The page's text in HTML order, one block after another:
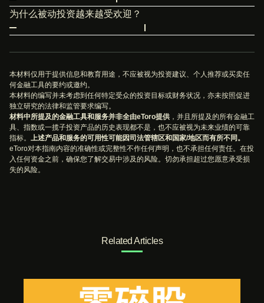
月、按季度定期投资，拉平长期内的交易价格。
某些公司，例如壳牌，会向投资者支付股息。如果他们不再
派息，会遭到现有股东的强烈反对。尽管永远无法保证企业
会一直派息，但企业如果有长期的派息记录，再考虑到主要
利益相关者的利益，股息政策通常不会突然改变。
为什么被动投资越来越受欢迎？
并不是每个人都想自行选股，即便有人愿意花时间选股，但
也可能缺乏所需的技能。被动投资以获得长期回报为目标，
本材料仅用于提供信息和教育用途，不应被视为投资建议、个人推荐或买卖任
何金融工具的要约或邀约。
本材料的编写并未考虑到任何特定受众的投资目标或财务状况，亦未按照促进
独立研究的法律和监管要求编写。
材料中所提及的金融工具和服务并非全由eToro提供 ，并且所提及的所有金融工
具、指数或一揽子投资产品的历史表现都不是，也不应被视为未来业绩的可靠
指标。 上述产品和服务的可用性可能因司法管辖区和国家/地区而有所不同。
eToro对本指南内容的准确性或完整性不作任何声明，也不承担任何责任。在投
入任何资金之前，确保您了解交易中涉及的风险。切勿承担超过您愿意承受损
失的风险。
Related Articles